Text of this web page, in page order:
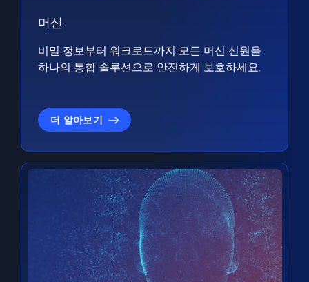
머신
비밀 정보부터 워크로드까지 모든 머신 신원을
하나의 통합 솔루션으로 안전하게 보호하세요.
더 알아보기